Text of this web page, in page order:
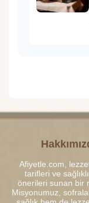
Afiyetle.com,
tarifleri ve
önerileri sunan bir
Misyonumuz,